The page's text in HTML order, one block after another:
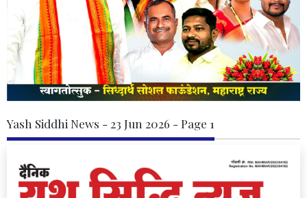
Yash Siddhi News - 23 Jun 2026 - Page 1